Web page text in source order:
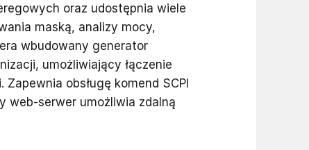
oraz udostępnia wiele
maską, analizy mocy,
wbudowany generator
umożliwiający łączenie
obsługę komend SCPI
web-serwer umożliwia zdalną